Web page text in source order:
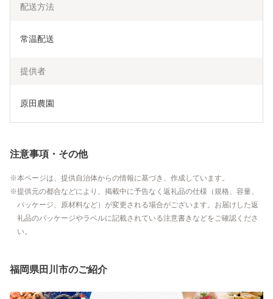
配送方法
常温配送
提供者
原田農園
注意事項・その他
本ページは、提供自治体からの情報に基づき、作成しています。
提供元の都合などにより、掲載中に予告なく返礼品の仕様（規格、容量、
パッケージ、原材料など）が変更される場合がございます。お届けした返
礼品のパッケージやラベルに記載されている注意書きなどをご確認くださ
い。
福岡県田川市のご紹介